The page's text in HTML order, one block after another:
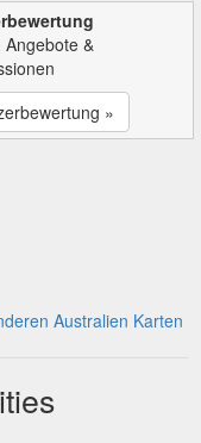
Angebote &
»
Australien Karten